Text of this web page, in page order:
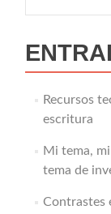
Recursos
escritura
Mi tema,
tema de
Contrastes